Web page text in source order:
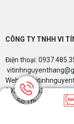
CÔNG TY TNHH VI
Điện thoại:
Website:
0937485353
Mã Số Thuế: